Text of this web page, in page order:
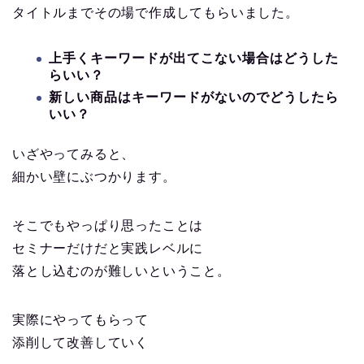
タイトルまでその場で作成してもらいました。
上手くキーワードが出てこない場合はどうした
らいい？
新しい商品はキーワードがないのでどうしたら
いい？
いざやってみると、
細かい壁にぶつかります。
そこでもやっぱり思ったことは
セミナーだけだと実践レベルに
落とし込むのが難しいということ。
実際にやってもらって
添削して改善していく